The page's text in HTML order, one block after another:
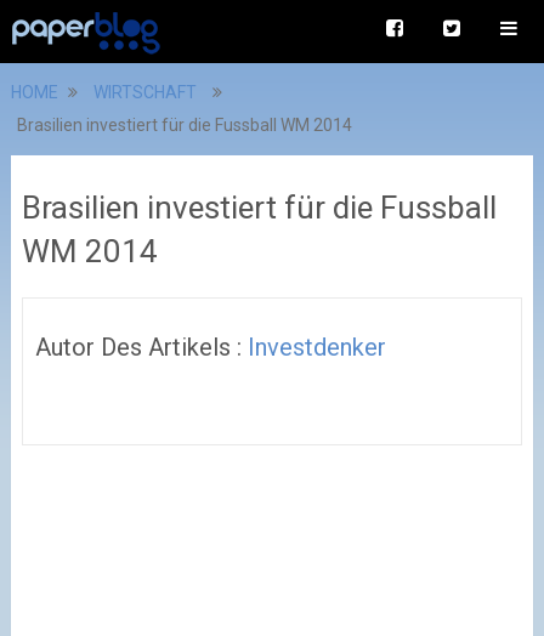
HOME
WIRTSCHAFT
Brasilien investiert für die Fussball WM 2014
Brasilien investiert für die Fussball
WM 2014
Autor Des Artikels : Investdenker